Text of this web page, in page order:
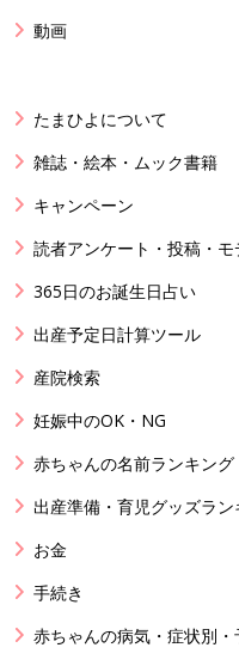
動画
たまひよについて
雑誌・絵本・ムック書籍
キャンペーン
読者アンケート・投稿・モ
365日のお誕生日占い
出産予定日計算ツール
産院検索
妊娠中のOK・NG
赤ちゃんの名前ランキング
出産準備・育児グッズラン
お金
手続き
赤ちゃんの病気・症状別